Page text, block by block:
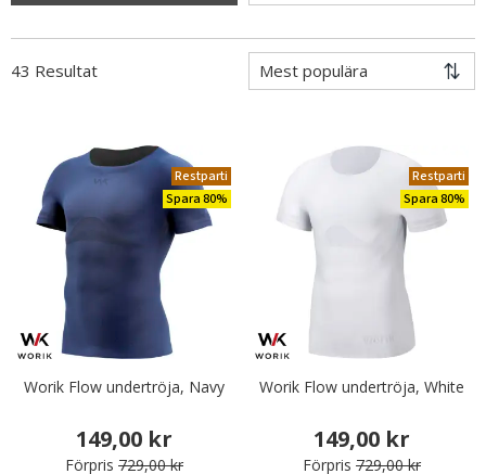
43 Resultat
Restparti
Spara 80%
Worik Flow undertröja, Navy
149,00 kr
Förpris 729,00 kr
Restparti
Spara 80%
Worik Flow undertröja, White
149,00 kr
Förpris 729,00 kr